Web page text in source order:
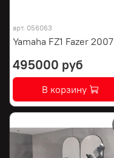
арт. 056063
Yamaha FZ1 Fazer 2007
495000 руб
В корзину